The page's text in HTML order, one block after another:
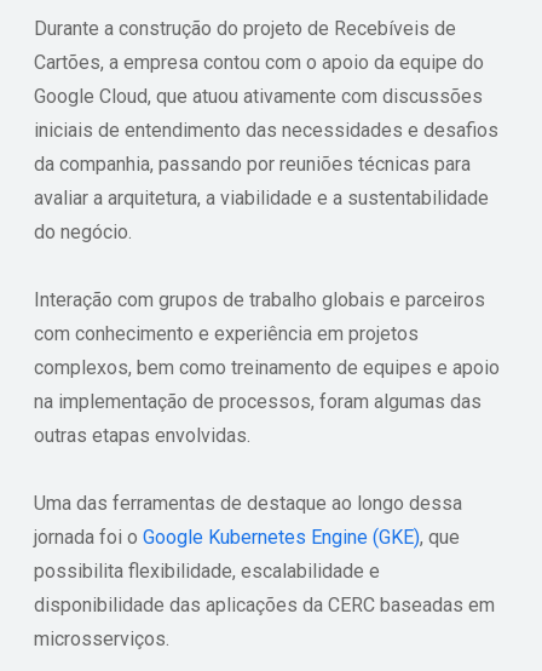
Durante a construção do projeto de Recebíveis de
Cartões, a empresa contou com o apoio da equipe do
Google Cloud, que atuou ativamente com discussões
iniciais de entendimento das necessidades e desafios
da companhia, passando por reuniões técnicas para
avaliar a arquitetura, a viabilidade e a sustentabilidade
do negócio.
Interação com grupos de trabalho globais e parceiros
com conhecimento e experiência em projetos
complexos, bem como treinamento de equipes e apoio
na implementação de processos, foram algumas das
outras etapas envolvidas.
Uma das ferramentas de destaque ao longo dessa
jornada foi o Google Kubernetes Engine (GKE), que
possibilita flexibilidade, escalabilidade e
disponibilidade das aplicações da CERC baseadas em
microsserviços.